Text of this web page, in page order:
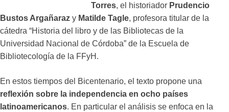
Torres, el historiador Prudencio
Bustos Argañaraz y Matilde Tagle, profesora titular de la
cátedra “Historia del libro y de las Bibliotecas de la
Universidad Nacional de Córdoba” de la Escuela de
Bibliotecología de la FFyH.
En estos tiempos del Bicentenario, el texto propone una
reflexión sobre la independencia en ocho países
latinoamericanos. En particular el análisis se enfoca en la